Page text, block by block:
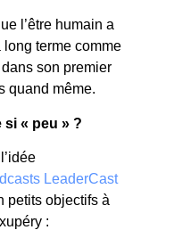
l’être humain a
terme comme
son premier
quand même.
« peu » ?
LeaderCast
petits objectifs à
: